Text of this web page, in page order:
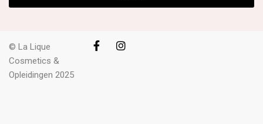
© La Lique
Cosmetics &
Opleidingen 2025